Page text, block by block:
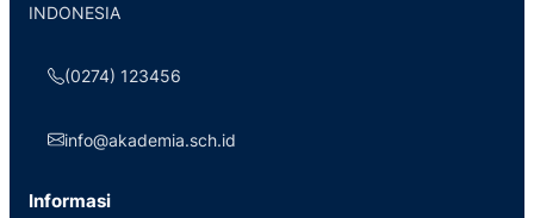
INDONESIA
(0274) 123456
info@akademia.sch.id
Informasi